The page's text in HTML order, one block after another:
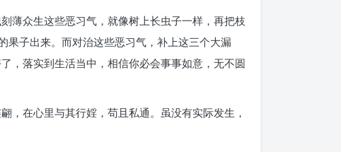
薄众生这些恶习气，就像树上长虫子一样，再把枝
果子出来。而对治这些恶习气，补上这三个大漏
，落实到生活当中，相信你必会事事如意，无不圆
，在心里与其行婬，苟且私通。虽没有实际发生，